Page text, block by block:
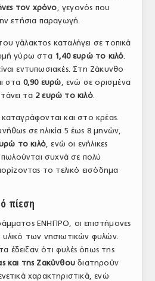
τον χρόνο, γεγονός που
ετήσια παραγωγή.
γάλακτος καταλήγει σε τοπικά
γύρω στα 1,40 ευρώ το κιλό.
εντυπωσιακές. Στη Ζάκυνθο
στα 0,90 ευρώ, ενώ σε ορισμένα
τα 2 ευρώ το κιλό.
καταγράφονται και στο κρέας.
σε ηλικία 5 έως 8 μηνών,
το κιλό, ενώ οι ενήλικες
πωλούνται συχνά σε πολύ
το τελικό εισόδημα
πίεση
ΕΝΗΠΡΟ, οι επιστήμονες
υλικό των νησιωτικών φυλών.
έδειξαν ότι φυλές όπως της
και της Ζακύνθου διατηρούν
χαρακτηριστικά, ενώ